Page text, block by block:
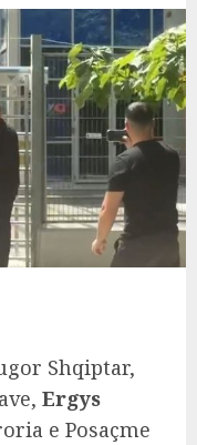
Shqiptar,
Ergys
e Posaçme